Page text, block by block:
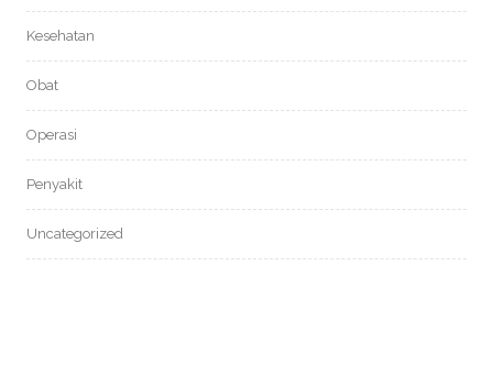
Kesehatan
Obat
Operasi
Penyakit
Uncategorized